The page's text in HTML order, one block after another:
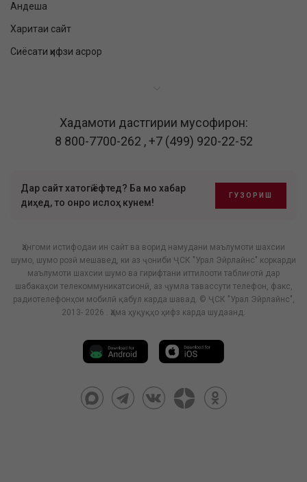
Андеша
Харитаи сайт
Сиёсати ҳифзи асрор
Хадамоти дастгирии мусофирон:
8 800-7700-262 ,+7 (499) 920-22-52
Дар сайт хатогӣ ёфтед? Ба мо хабар
диҳед, то онро ислоҳ кунем!
ГУЗОРИШ
Ҳангоми истифодаи ин сайт ва ворид намудани маълумоти шахсии
шумо, шумо розӣ мешавед, ки аз ҷониби ҶСК "Урал Эйрлайнс" коркарди
маълумоти шахсии шумо ва гирифтани иттилооти таблиғотӣ дар
шабакаҳои телекоммуникатсионӣ, аз ҷумла тавассути телефон, факс,
радиотелефонҳои мобилӣ қабул карда шавад. © ҶСК "Урал Эйрлайнс",
2013- 2026 . Ҳама ҳуқуқҳо ҳифз карда шудаанд.